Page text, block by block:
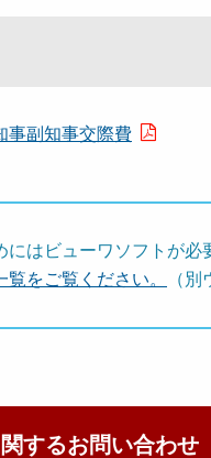
副知事交際費
はビューワソフトが必
をご覧ください。
（
するお問い合わせ